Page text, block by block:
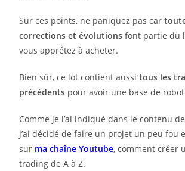
Sur ces points, ne paniquez pas car
corrections et évolutions font partie du
vous apprétez à acheter.
Bien sûr, ce lot contient aussitous les
précédents pour avoir une base de
Comme je l’ai indiqué dans le contenu
j’ai décidé de faire un projet un peu fou
sur ma chaîne Youtube, comment créer
trading de A à Z.